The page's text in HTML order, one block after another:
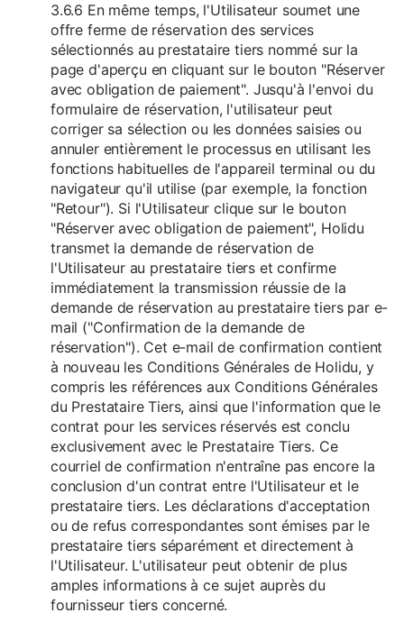
3.6.6 En même temps, l'Utilisateur soumet une
offre ferme de réservation des services
sélectionnés au prestataire tiers nommé sur la
page d'aperçu en cliquant sur le bouton "Réserver
avec obligation de paiement". Jusqu'à l'envoi du
formulaire de réservation, l'utilisateur peut
corriger sa sélection ou les données saisies ou
annuler entièrement le processus en utilisant les
fonctions habituelles de l'appareil terminal ou du
navigateur qu'il utilise (par exemple, la fonction
"Retour"). Si l'Utilisateur clique sur le bouton
"Réserver avec obligation de paiement", Holidu
transmet la demande de réservation de
l'Utilisateur au prestataire tiers et confirme
immédiatement la transmission réussie de la
demande de réservation au prestataire tiers par e-
mail ("Confirmation de la demande de
réservation"). Cet e-mail de confirmation contient
à nouveau les Conditions Générales de Holidu, y
compris les références aux Conditions Générales
du Prestataire Tiers, ainsi que l'information que le
contrat pour les services réservés est conclu
exclusivement avec le Prestataire Tiers. Ce
courriel de confirmation n'entraîne pas encore la
conclusion d'un contrat entre l'Utilisateur et le
prestataire tiers. Les déclarations d'acceptation
ou de refus correspondantes sont émises par le
prestataire tiers séparément et directement à
l'Utilisateur. L'utilisateur peut obtenir de plus
amples informations à ce sujet auprès du
fournisseur tiers concerné.